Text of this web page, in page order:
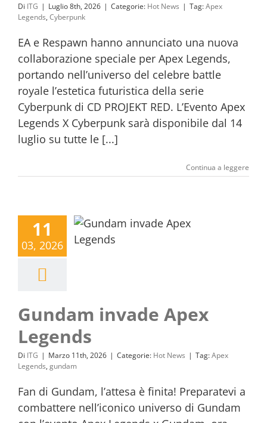
Di ITG | Luglio 8th, 2026 | Categorie: Hot News | Tag:Apex
Legends, Cyberpunk
EA e Respawn hanno annunciato una nuova
collaborazione speciale per Apex Legends,
portando nell’universo del celebre battle
royale l’estetica futuristica della serie
Cyberpunk di CD PROJEKT RED. L’Evento Apex
Legends X Cyberpunk sarà disponibile dal 14
luglio su tutte le [...]
Continua a leggere
11
03, 2026
Gundam invade Apex
Legends
Di ITG | Marzo 11th, 2026 | Categorie: Hot News | Tag:Apex
Legends, gundam
Fan di Gundam, l’attesa è finita! Preparatevi a
combattere nell’iconico universo di Gundam